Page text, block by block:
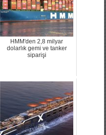
HMM'den 2,8 milyar
dolarlık gemi ve tanker
siparişi